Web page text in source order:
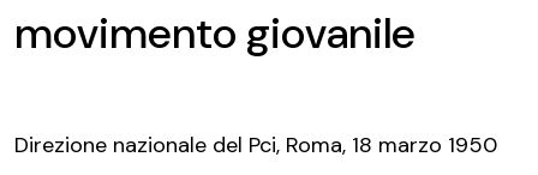
movimento giovanile
Direzione nazionale del Pci, Roma, 18 marzo 1950